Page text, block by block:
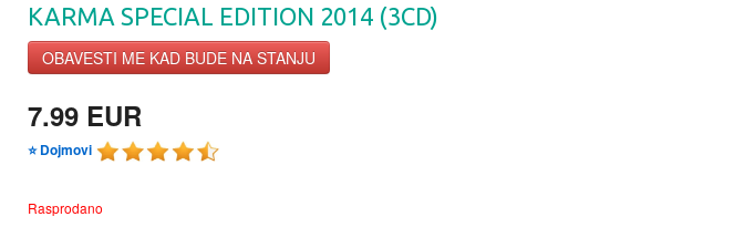
KARMA SPECIAL EDITION 2014 (3CD)
OBAVESTI ME KAD BUDE NA STANJU
7.99 EUR
⭐ Dojmovi
Rasprodano